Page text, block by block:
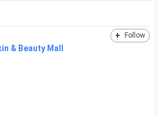
+ Follow
& Beauty Mall